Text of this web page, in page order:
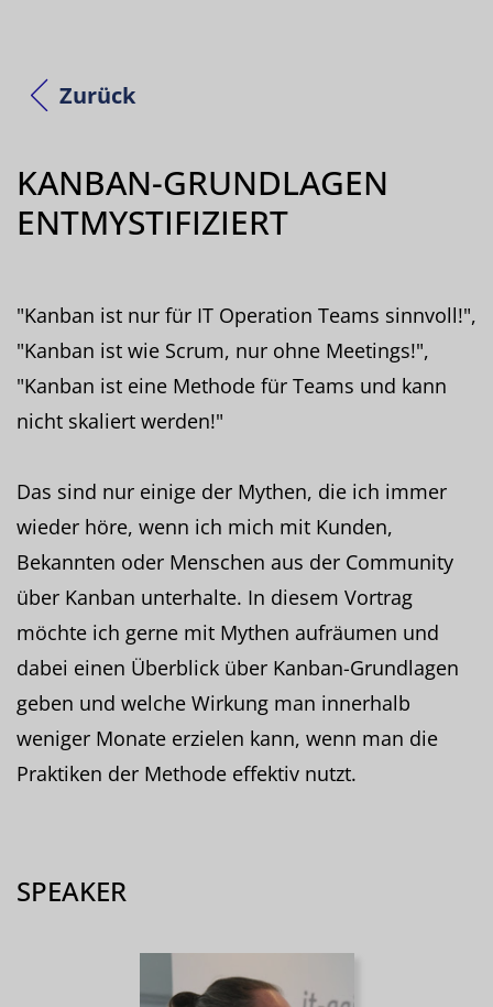
Zurück
KANBAN-GRUNDLAGEN
ENTMYSTIFIZIERT
"Kanban ist nur für IT Operation Teams sinnvoll!",
"Kanban ist wie Scrum, nur ohne Meetings!",
"Kanban ist eine Methode für Teams und kann
nicht skaliert werden!"
Das sind nur einige der Mythen, die ich immer
wieder höre, wenn ich mich mit Kunden,
Bekannten oder Menschen aus der Community
über Kanban unterhalte. In diesem Vortrag
möchte ich gerne mit Mythen aufräumen und
dabei einen Überblick über Kanban-Grundlagen
geben und welche Wirkung man innerhalb
weniger Monate erzielen kann, wenn man die
Praktiken der Methode effektiv nutzt.
SPEAKER